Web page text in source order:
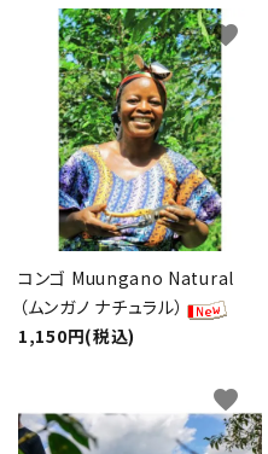
コンゴ Muungano Natural
（ムンガノ ナチュラル）
1,150円(税込)
favorite
favorite